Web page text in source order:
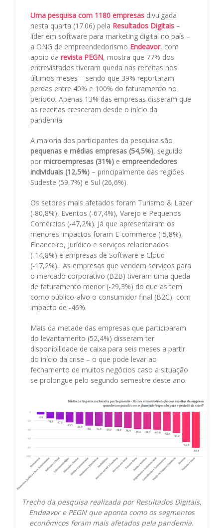
Uma pesquisa com 1180 empresas divulgada
nesta quarta (17.06) pela Resultados Digitais –
líder em software para marketing digital no país –
a ONG de empreendedorismo Endeavor, com
apoio da revista PEGN, mostra que 77% dos
entrevistados tiveram queda nas receitas nos
últimos meses – sendo que 39% reportaram
perdas entre 40% e 100% do faturamento no
período. Apenas 13% das empresas disseram que
as receitas cresceram desde o início da
pandemia.
A maioria dos participantes da pesquisa são
pequenas e médias empresas (54,5%), seguido
por microempresas (31%) e empreendedores
individuais (12,5%) – principalmente das regiões
Sudeste (59,7%) e Sul (26,6%).
Os setores mais afetados foram Turismo & Lazer
(-80,8%), Eventos (-67,4%), Varejo e Pequenos
Comércios (-47,2%). Já que apresentaram os
menores impactos foram E-commerce (-5,8%),
Financeiro, Jurídico e serviços relacionados
(-14,8%) e empresas de Software e Cloud
(-17,2%). As empresas que vendem serviços para
o mercado corporativo (B2B) tiveram uma queda
de faturamento menor (-29,3%) do que as tem
como público-alvo o consumidor final (B2C), com
impacto de -46%.
Mais da metade das empresas que participaram
do levantamento (52,4%) disseram ter
disponibilidade de caixa para seis meses a partir
do início da crise – o que pode levar ao
fechamento de muitos negócios caso a situação
se prolongue pelo segundo semestre deste ano.
Trecho da pesquisa realizada por Resultados Digitais,
Endeavor e PEGN que aponta como os segmentos
econômicos foram mais afetados pela pandemia.